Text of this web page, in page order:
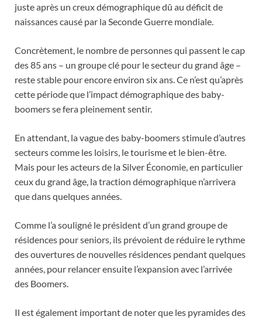
juste après un creux démographique dû au déficit de
naissances causé par la Seconde Guerre mondiale.
Concrètement, le nombre de personnes qui passent le cap
des 85 ans – un groupe clé pour le secteur du grand âge –
reste stable pour encore environ six ans. Ce n’est qu’après
cette période que l’impact démographique des baby-
boomers se fera pleinement sentir.
En attendant, la vague des baby-boomers stimule d’autres
secteurs comme les loisirs, le tourisme et le bien-être.
Mais pour les acteurs de la Silver Économie, en particulier
ceux du grand âge, la traction démographique n’arrivera
que dans quelques années.
Comme l’a souligné le président d’un grand groupe de
résidences pour seniors, ils prévoient de réduire le rythme
des ouvertures de nouvelles résidences pendant quelques
années, pour relancer ensuite l’expansion avec l’arrivée
des Boomers.
Il est également important de noter que les pyramides des